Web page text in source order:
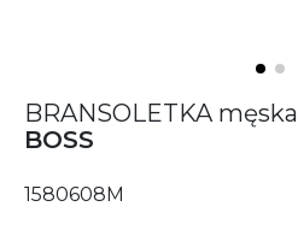
BRANSOLETKA męska
BOSS
1580608M